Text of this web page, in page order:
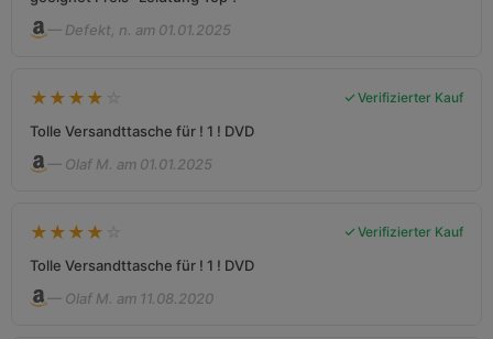
— Defekt, n. am 01.01.2025
★ ★ ★ ★ Verifizierter Kauf
Tolle Versandttasche für ! 1 ! DVD
— Olaf M. am 01.01.2025
★ ★ ★ ★ Verifizierter Kauf
Tolle Versandttasche für ! 1 ! DVD
— Olaf M. am 11.08.2020